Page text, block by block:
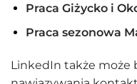
Praca Giżycko i
Praca sezonowa
LinkedIn także może